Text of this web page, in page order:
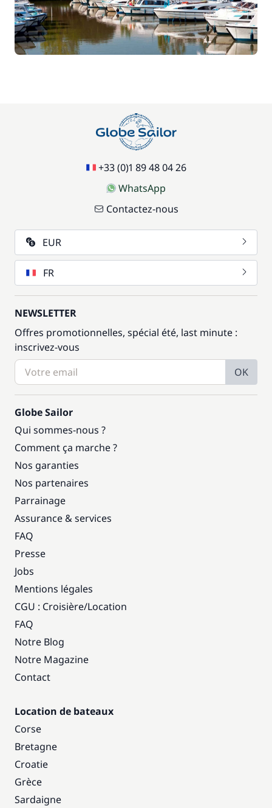
Location de vélo - Enfant 45,50 €
/ semaine
Paddle 77,00 €
+33 (0)1 89 48 04 26
WhatsApp
Contactez-nous
EUR
FR
NEWSLETTER
Offres promotionnelles, spécial été, last minute :
inscrivez-vous
OK
Globe Sailor
Qui sommes-nous ?
Comment ça marche ?
Nos garanties
Nos partenaires
Parrainage
Assurance & services
FAQ
Presse
Jobs
Mentions légales
CGU : Croisière/Location
FAQ
Notre Blog
Notre Magazine
Contact
Location de bateaux
Corse
Bretagne
Croatie
Grèce
Sardaigne